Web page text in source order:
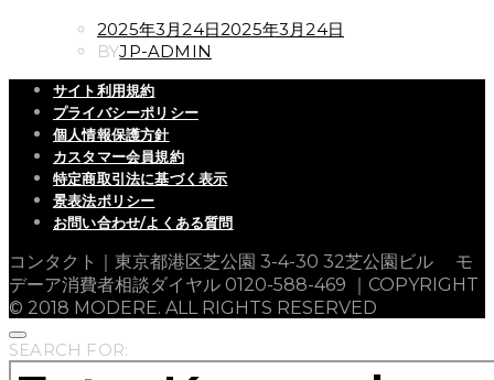
POSTED
ON
2025年3月24日2025年3月24日
BYJP-ADMIN
サイト利用規約
プライバシーポリシー
個人情報保護方針
カスタマー会員規約
特定商取引法に基づく表示
景表法ポリシー
お問い合わせ/よくある質問
コンタクト｜東京都港区芝公園 3-4-30 32芝公園ビル モ
デーア消費者相談ダイヤル 0120-588-469 ｜COPYRIGHT
© 2018 MODERE. ALL RIGHTS RESERVED
SEARCH FOR: